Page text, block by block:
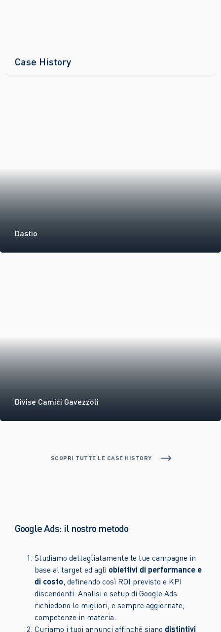
Case History
Dastio
Divise Camici Gavezzoli
SCOPRI TUTTE LE CASE HISTORY
Google Ads: il nostro metodo
Studiamo dettagliatamente le tue campagne in
base al target ed agli obiettivi di performance e
di costo, definendo così ROI previsto e KPI
discendenti. Analisi e setup di Google Ads
richiedono le migliori, e sempre aggiornate,
competenze in materia.
Curiamo i tuoi annunci affinché siano distintivi